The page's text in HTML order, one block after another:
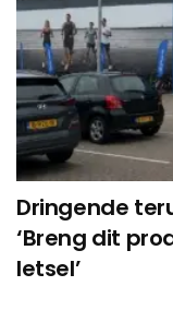
Dringende
‘Breng dit
letsel’